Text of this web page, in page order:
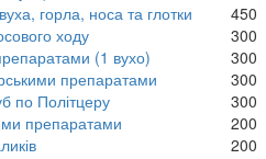
горла, носа та глотки
450
ходу
300
(1 вухо)
300
препаратами
300
по Політцеру
300
препаратами
200
200